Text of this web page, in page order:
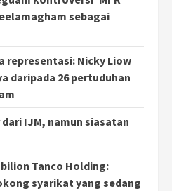
sebagai
representasi: Nicky Liow
daripada 26 pertuduhan
IJM, namun siasatan
Tanco Holding:
syarikat yang sedang